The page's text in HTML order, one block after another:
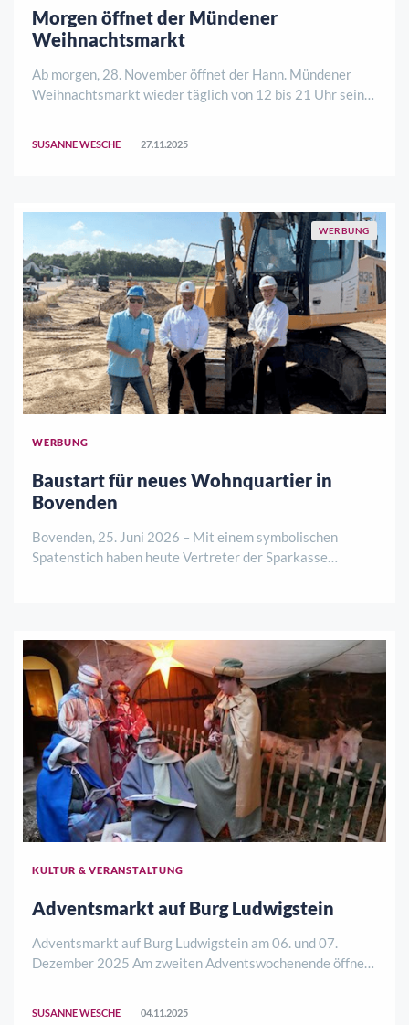
Morgen öffnet der Mündener
Weihnachtsmarkt
Ab morgen, 28. November öffnet der Hann. Mündener
Weihnachtsmarkt wieder täglich von 12 bis 21 Uhr seine
SUSANNE WESCHE 27.11.2025
WERBUNG
WERBUNG
Baustart für neues Wohnquartier in
Bovenden
Bovenden, 25. Juni 2026 – Mit einem symbolischen
Spatenstich haben heute Vertreter der Sparkasse
KULTUR & VERANSTALTUNG
Adventsmarkt auf Burg Ludwigstein
Adventsmarkt auf Burg Ludwigstein am 06. und 07.
Dezember 2025 Am zweiten Adventswochenende öffnet
SUSANNE WESCHE 04.11.2025